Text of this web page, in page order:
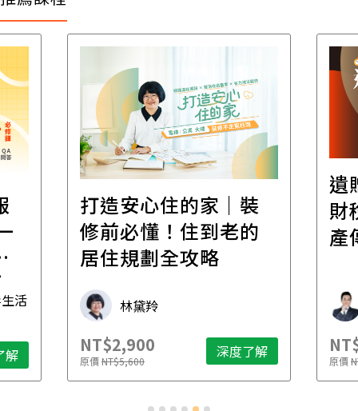
活
解
打造安心住的家｜裝
修前必懂！住到老的
居住規劃全攻略
林黛羚
NT$2,900
原價NT$5,600 深度了解
遺
財
產
原價